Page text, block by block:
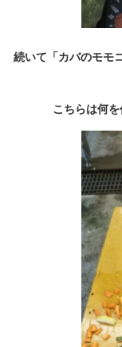
続いて「カバのモモ
こちらは何